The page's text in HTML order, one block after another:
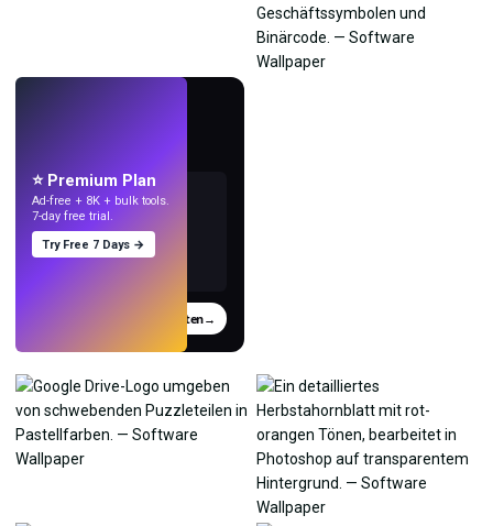
⭐ Premium Plan
Ad-free + 8K + bulk tools.
7-day free trial.
Try Free 7 Days →